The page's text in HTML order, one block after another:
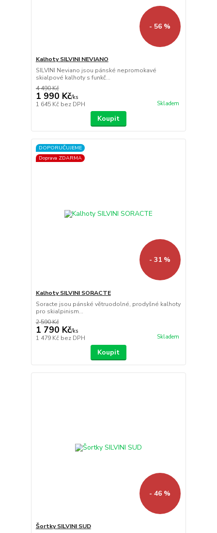
- 56 %
Kalhoty SILVINI NEVIANO
SILVINI Neviano jsou pánské nepromokavé
skialpové kalhoty s funkč...
4 490 Kč
1 990 Kč/ks
1 645 Kč bez DPH Skladem
Koupit
DOPORUČUJEME
Doprava ZDARMA
- 31 %
Kalhoty SILVINI SORACTE
Soracte jsou pánské větruodolné, prodyšné kalhoty
pro skialpinism...
2 590 Kč
1 790 Kč/ks
1 479 Kč bez DPH Skladem
Koupit
- 46 %
Šortky SILVINI SUD